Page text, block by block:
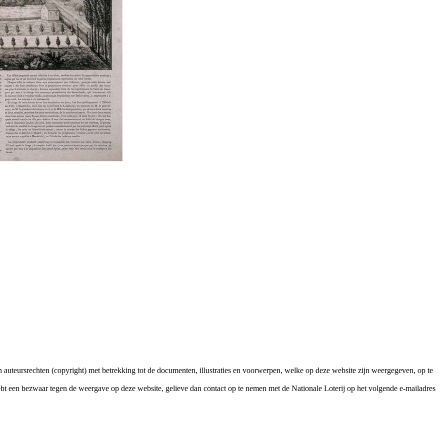
(copyright) met betrekking tot de documenten, illustraties en voorwerpen, welke op deze website zijn weergegeven, op te
een bezwaar tegen de weergave op deze website, gelieve dan contact op te nemen met de Nationale Loterij op het volgende e-mailadres